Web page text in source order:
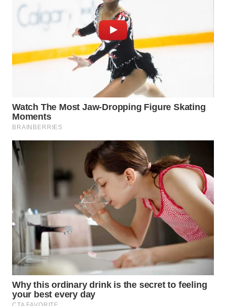
PADANG
SUMEDANG
WN
KEPULAUAN
SERIBU
BINJAI
WN
CIREBON
WN
INDRAMAYU